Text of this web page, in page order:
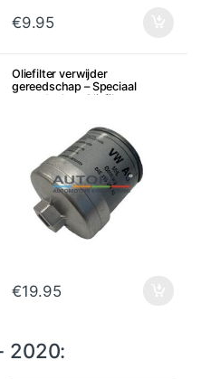
€9.95
Oliefilter verwijder
gereedschap – Speciaal
gereedschap Oliefilter
€19.95
2020: